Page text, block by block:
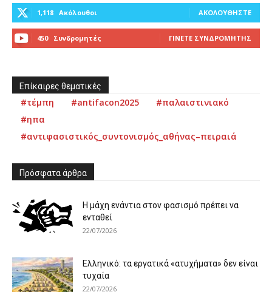
1,118 Ακόλουθοι ΑΚΟΛΟΥΘΉΣΤΕ
450 Συνδρομητές ΓΊΝΕΤΕ ΣΥΝΔΡΟΜΗΤΉΣ
Επίκαιρες θεματικές
#τέμπη #antifacon2025
#παλαιστινιακό
#ηπα
#αντιφασιστικός_συντονισμός_αθήνας–πειραιά
Πρόσφατα άρθρα
Η μάχη ενάντια στον φασισμό πρέπει να
ενταθεί
22/07/2026
Ελληνικό: τα εργατικά «ατυχήματα» δεν είναι
τυχαία
22/07/2026